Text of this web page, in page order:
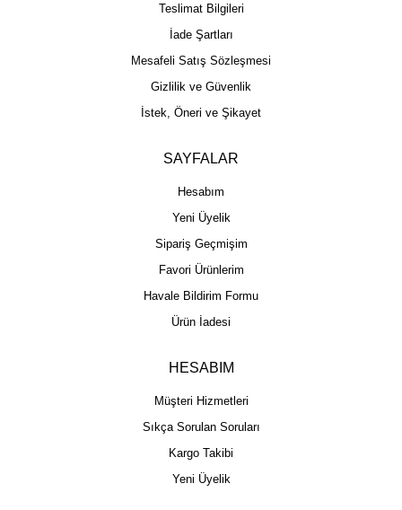
Teslimat Bilgileri
İade Şartları
Mesafeli Satış Sözleşmesi
Gizlilik ve Güvenlik
İstek, Öneri ve Şikayet
SAYFALAR
Hesabım
Yeni Üyelik
Sipariş Geçmişim
Favori Ürünlerim
Havale Bildirim Formu
Ürün İadesi
HESABIM
Müşteri Hizmetleri
Sıkça Sorulan Soruları
Kargo Takibi
Yeni Üyelik